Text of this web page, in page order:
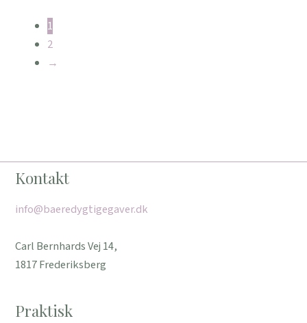
1
2
→
Kontakt
info@baeredygtigegaver.dk
Carl Bernhards Vej 14,
1817 Frederiksberg
Praktisk